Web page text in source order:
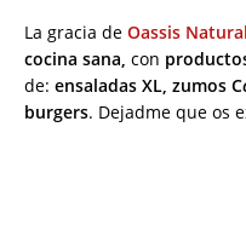
La gracia de Oassis
cocina sana, con
de: ensaladas XL, zumos C
burgers. Dejadme que os